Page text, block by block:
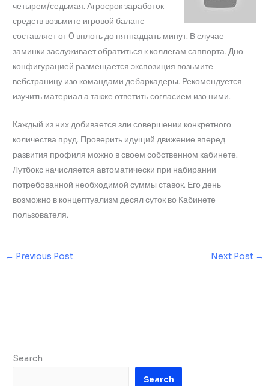
четырем/седьмая. Агросрок заработок
средств возьмите игровой баланс
составляет от 0 вплоть до пятнадцать минут. В случае
заминки заслуживает обратиться к коллегам саппорта. Дно
конфигурацией размещается экспозиция возьмите
вебстраницу изо командами дебаркадеры. Рекомендуется
изучить материал а также ответить согласием изо ними.
Каждый из них добивается зли совершении конкретного
количества пруд. Проверить идущий движение вперед
развития профиля можно в своем собственном кабинете.
Лутбокс начисляется автоматически при набирании
потребованной необходимой суммы ставок. Его день
возможно в концептуализм десял суток во Кабинете
пользователя.
← Previous Post Next Post →
Search
Search